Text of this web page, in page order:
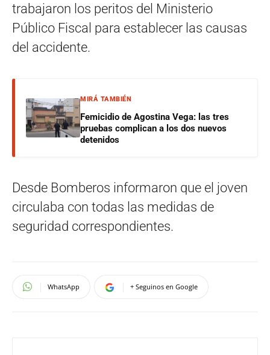
trabajaron los peritos del Ministerio
Público Fiscal para establecer las causas
del accidente.
MIRÁ TAMBIÉN
Femicidio de Agostina Vega: las tres
pruebas complican a los dos nuevos
detenidos
Desde Bomberos informaron que el joven
circulaba con todas las medidas de
seguridad correspondientes.
WhatsApp + Seguinos en Google